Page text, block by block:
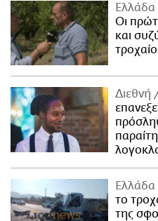
Ελλάδα
Οι
και
Διεθνή
Ελλάδα
το
της